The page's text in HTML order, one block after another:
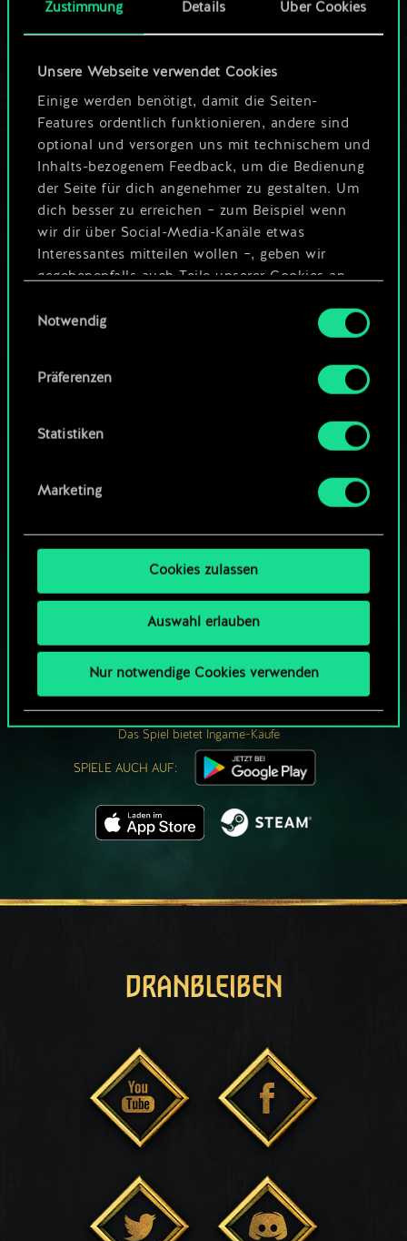
Zustimmung Details Über Cookies
Unsere Webseite verwendet Cookies
Einige werden benötigt, damit die Seiten-
Features ordentlich funktionieren, andere sind
optional und versorgen uns mit technischem und
Inhalts-bezogenem Feedback, um die Bedienung
der Seite für dich angenehmer zu gestalten. Um
dich besser zu erreichen – zum Beispiel wenn
wir dir über Social-Media-Kanäle etwas
Interessantes mitteilen wollen –, geben wir
gegebenenfalls auch Teile unserer Cookies an
Cookies erfordert allerdings deine Zustimmung.
Alle Details zu unserer Nutzung von Cookies
findest du unten im Menü „Einstellungen“, wo
um das Thema Cookies ändern kannst.
Notwendig
Präferenzen
Statistiken
Marketing
Cookies zulassen
Auswahl erlauben
Nur notwendige Cookies verwenden
mehr sein kann!
erstellen
Deck bearbeiten
ODER
Community-Decks durchsuchen
WIE WÄR’S MIT EINER RUNDE GWENT?
KOSTENLOS AUF
PC SPIELEN
Das Spiel bietet Ingame-Käufe
SPIELE AUCH AUF:
DRANBLEIBEN